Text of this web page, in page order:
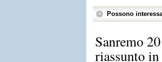
Possono
Sanremo
riassunto